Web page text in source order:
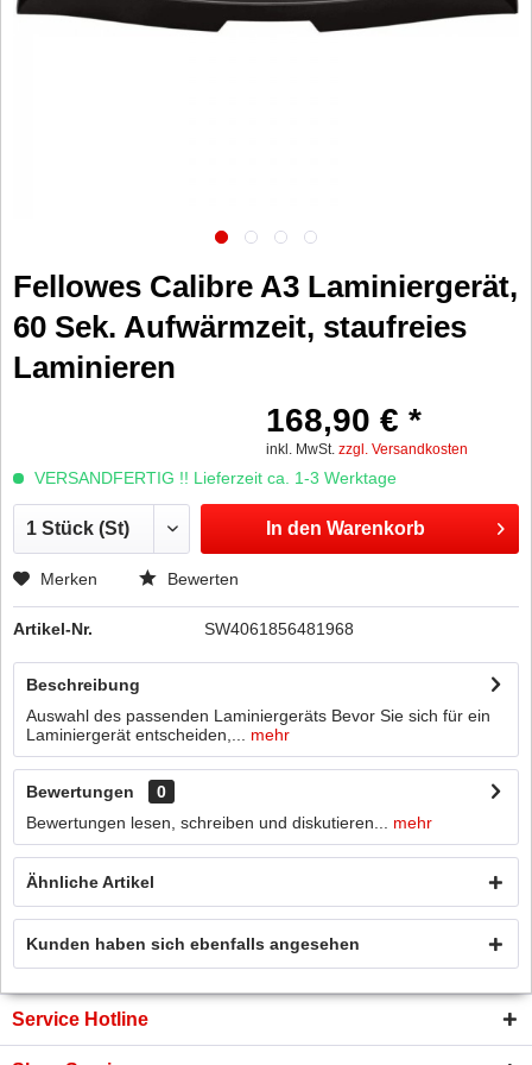
Fellowes Calibre A3 Laminiergerät,
60 Sek. Aufwärmzeit, staufreies
Laminieren
168,90 € *
inkl. MwSt. zzgl. Versandkosten
VERSANDFERTIG !! Lieferzeit ca. 1-3 Werktage
In den Warenkorb
Merken Bewerten
Artikel-Nr. SW4061856481968
Beschreibung
Auswahl des passenden Laminiergeräts Bevor Sie sich für ein
Laminiergerät entscheiden,...
mehr
Bewertungen
0
Bewertungen lesen, schreiben und diskutieren...
mehr
Ähnliche Artikel
Kunden haben sich ebenfalls angesehen
Service Hotline